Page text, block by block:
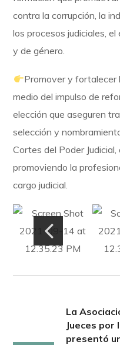
contra la corrupción, la
los procesos judiciales,
y de género.
Promover y fortalecer
medio del impulso de
elección que aseguren
selección y
Cortes del Poder
promoviendo la
cargo judicial.
La
Jueces por
presentó